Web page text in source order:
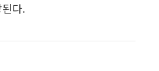
다.